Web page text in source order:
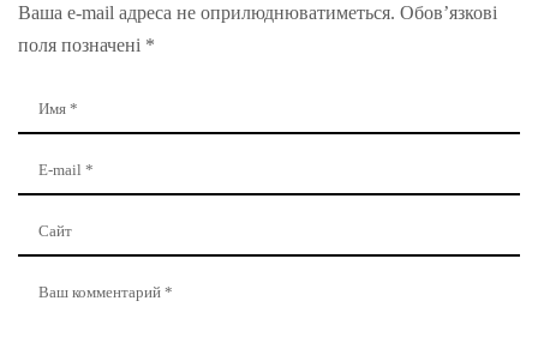
Ваша e-mail адреса не оприлюднюватиметься. Обов’язкові
поля позначені *